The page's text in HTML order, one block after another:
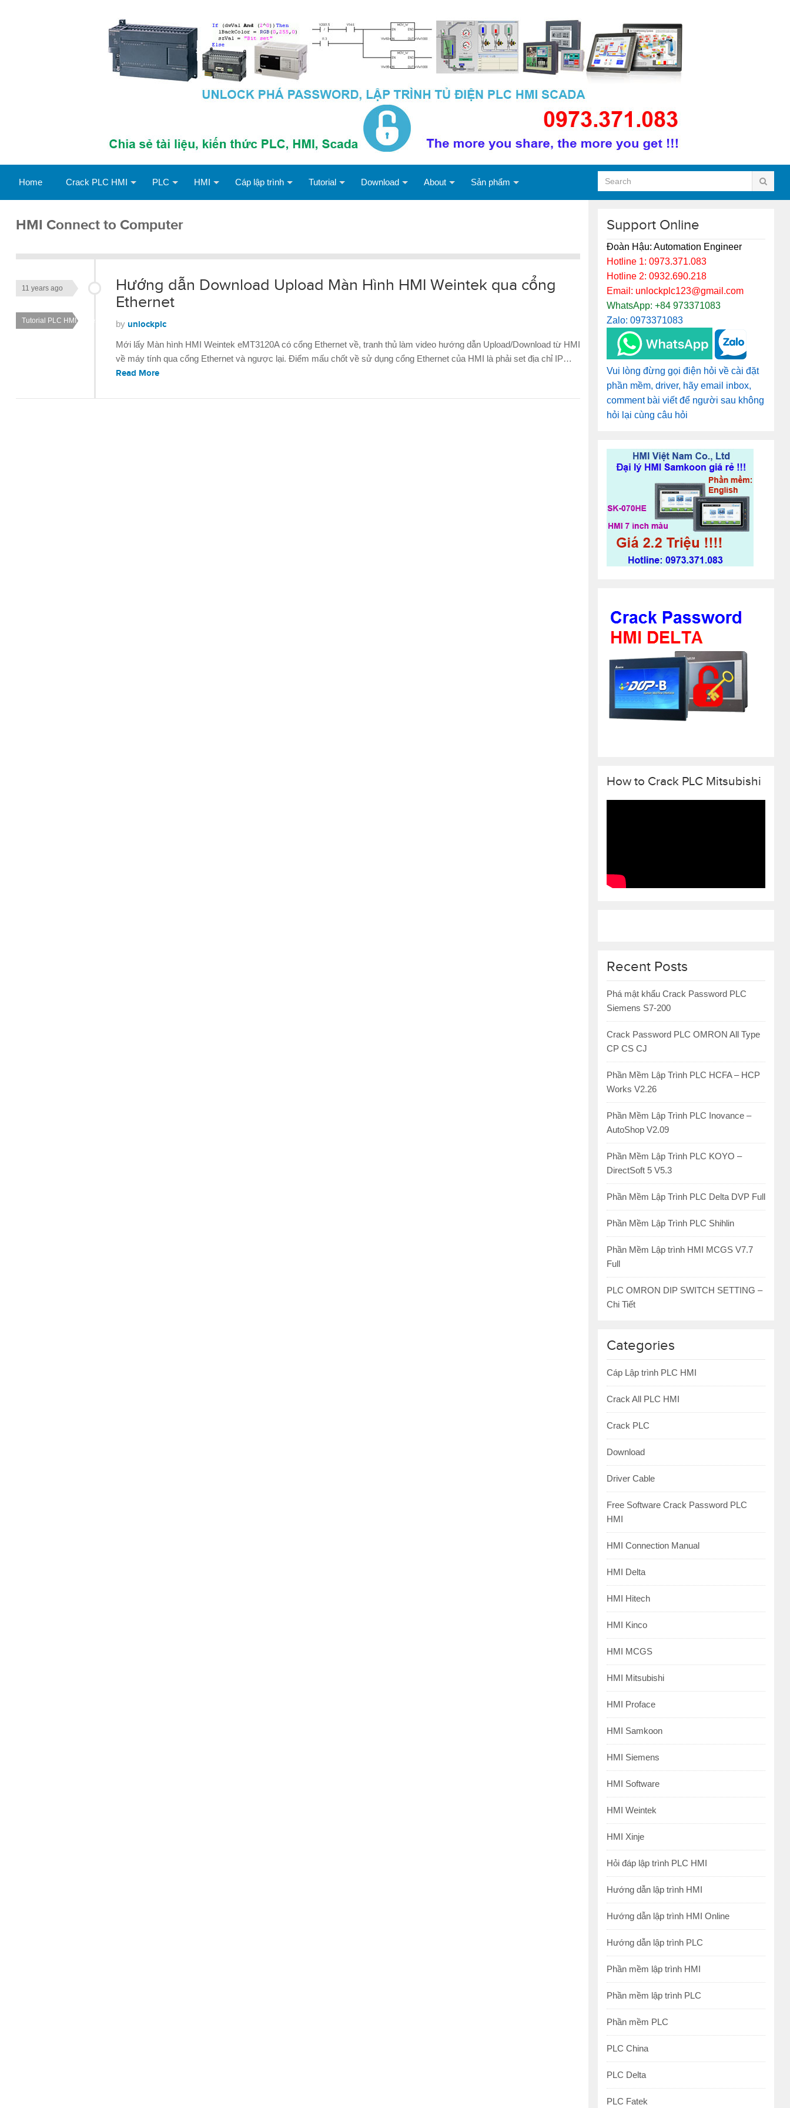
Home Crack PLC HMI PLC HMI Cáp lập trình Tutorial Download About Sản phẩm
HMI Connect to Computer
Hướng dẫn Download Upload Màn Hình HMI Weintek qua cổng
Ethernet
11 years ago
by unlockplc
Tutorial PLC HMI Series
Mới lấy Màn hình HMI Weintek eMT3120A có cổng Ethernet về, tranh thủ làm video hướng dẫn Upload/Download từ HMI
về máy tính qua cổng Ethernet và ngược lại. Điểm mấu chốt về sử dụng cổng Ethernet của HMI là phải set địa chỉ IP…
Read More
Support Online
Đoàn Hậu: Automation Engineer
Hotline 1: 0973.371.083
Hotline 2: 0932.690.218
Email: unlockplc123@gmail.com
WhatsApp: +84 973371083
Zalo: 0973371083
Vui lòng đừng gọi điện hỏi về cài đặt
phần mềm, driver, hãy email inbox,
comment bài viết để người sau không
hỏi lại cùng câu hỏi
How to Crack PLC Mitsubishi
Recent Posts
Phá mật khẩu Crack Password PLC
Siemens S7-200
Crack Password PLC OMRON All Type
CP CS CJ
Phần Mềm Lập Trình PLC HCFA – HCP
Works V2.26
Phần Mềm Lập Trình PLC Inovance –
AutoShop V2.09
Phần Mềm Lập Trình PLC KOYO –
DirectSoft 5 V5.3
Phần Mềm Lập Trình PLC Delta DVP Full
Phần Mềm Lập Trình PLC Shihlin
Phần Mềm Lập trình HMI MCGS V7.7
Full
PLC OMRON DIP SWITCH SETTING –
Chi Tiết
Categories
Cáp Lập trình PLC HMI
Crack All PLC HMI
Crack PLC
Download
Driver Cable
Free Software Crack Password PLC
HMI
HMI Connection Manual
HMI Delta
HMI Hitech
HMI Kinco
HMI MCGS
HMI Mitsubishi
HMI Proface
HMI Samkoon
HMI Siemens
HMI Software
HMI Weintek
HMI Xinje
Hỏi đáp lập trình PLC HMI
Hướng dẫn lập trình HMI
Hướng dẫn lập trình HMI Online
Hướng dẫn lập trình PLC
Phần mềm lập trình HMI
Phần mềm lập trình PLC
Phần mềm PLC
PLC China
PLC Delta
PLC Fatek